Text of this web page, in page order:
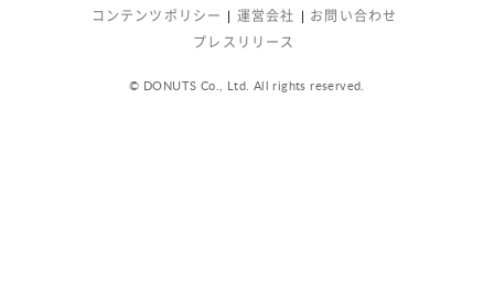
コンテンツポリシー
運営会社
お問い合わせ
プレスリリース
© DONUTS Co., Ltd. All rights reserved.